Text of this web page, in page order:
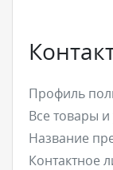
Профиль
Все товары и
Название
Контактное